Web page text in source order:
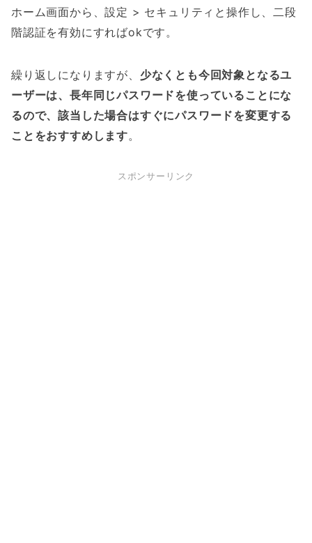
ホーム画面から、設定 > セキュリティと操作し、二段
階認証を有効にすればokです。
繰り返しになりますが、 少なくとも今回対象となるユ
ーザーは、長年同じパスワードを使っていることにな
るので、該当した場合はすぐにパスワードを変更する
ことをおすすめします。
スポンサーリンク